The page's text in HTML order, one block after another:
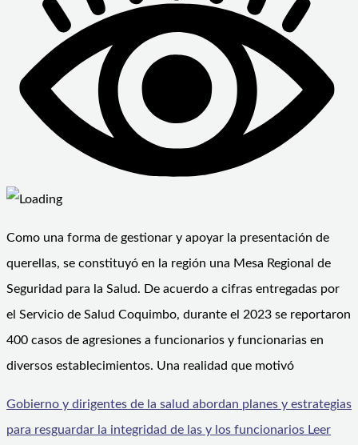
Como una forma de gestionar y apoyar la presentación de
querellas, se constituyó en la región una Mesa Regional de
Seguridad para la Salud. De acuerdo a cifras entregadas por
el Servicio de Salud Coquimbo, durante el 2023 se reportaron
400 casos de agresiones a funcionarios y funcionarias en
diversos establecimientos. Una realidad que motivó
Gobierno y dirigentes de la salud abordan planes y estrategias
para resguardar la integridad de las y los funcionarios Leer